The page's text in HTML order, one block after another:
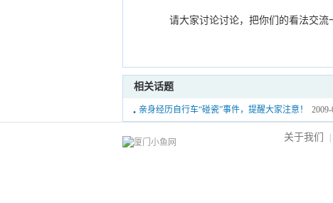
请大家讨论讨论，把你们的看法交流
相关话题
· 亲身经历自行车“碰瓷”事件，提醒大家注意！
关于我们